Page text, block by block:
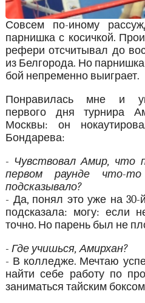
Совсем по-иному
парнишка с косичкой.
рефери отсчитывал до
из Белгорода. Но
бой непременно выиграет.
Понравилась мне и
первого дня турнира
Москвы: он
Бондарева:
- Чувствовал Амир, что
первом раунде что-
подсказывало?
- Да, понял это уже на 30-
подсказала: могу: если
точно. Но парень был не
- Где учишься, Амирхан?
- В колледже. Мечтаю
найти себе работу по
заниматься тайским